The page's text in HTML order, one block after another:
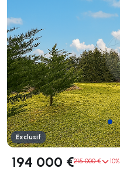
Exclusif
194 000 €215 000 € 10%